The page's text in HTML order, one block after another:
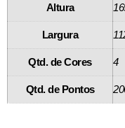
Altura
Largura
Qtd. de Cores 4
Qtd. de Pontos